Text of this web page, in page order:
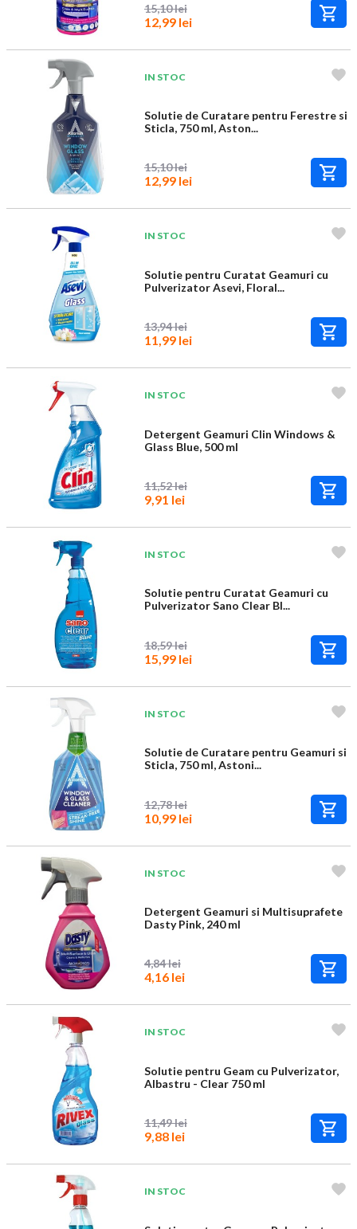
15,10 lei
12,99 lei
IN STOC
Solutie de Curatare pentru Ferestre si
Sticla, 750 ml, Aston...
15,10 lei
12,99 lei
IN STOC
Solutie pentru Curatat Geamuri cu
Pulverizator Asevi, Floral...
13,94 lei
11,99 lei
IN STOC
Detergent Geamuri Clin Windows &
Glass Blue, 500 ml
11,52 lei
9,91 lei
IN STOC
Solutie pentru Curatat Geamuri cu
Pulverizator Sano Clear Bl...
18,59 lei
15,99 lei
IN STOC
Solutie de Curatare pentru Geamuri si
Sticla, 750 ml, Astoni...
12,78 lei
10,99 lei
IN STOC
Detergent Geamuri si Multisuprafete
Dasty Pink, 240 ml
4,84 lei
4,16 lei
IN STOC
Solutie pentru Geam cu Pulverizator,
Albastru - Clear 750 ml
11,49 lei
9,88 lei
IN STOC